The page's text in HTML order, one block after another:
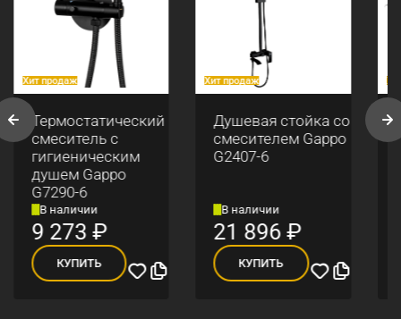
Хит продаж
Термостатический
смеситель с
гигиеническим
душем Gappo
G7290-6
В наличии
9 273₽
КУПИТЬ
Хит продаж
Душевая стойка со
смесителем Gappo
G2407-6
В наличии
21 896₽
КУПИТЬ